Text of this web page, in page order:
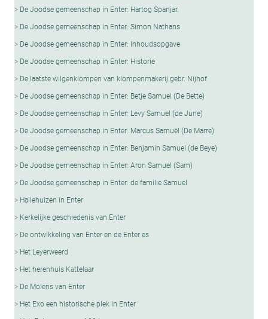
De Joodse gemeenschap in Enter: Hartog Spanjar.
De Joodse gemeenschap in Enter: Simon Nathans.
De Joodse gemeenschap in Enter: Inhoudsopgave
De Joodse gemeenschap in Enter: Historie
De laatste wilgenklompen van klompenmakerij gebr. Nijhof
De Joodse gemeenschap in Enter: Betje Samuel (De Bette)
De Joodse gemeenschap in Enter: Levy Samuel (de June)
De Joodse gemeenschap in Enter: Marcus Samuël (De Marre)
De Joodse gemeenschap in Enter: Benjamin Samuel (de Beye)
De Joodse gemeenschap in Enter: Aron Samuel (Sam)
De Joodse gemeenschap in Enter: de familie Samuel
Hallehuizen in Enter
Kerkelijke geschiedenis van Enter
De ontwikkeling van Enter en de Enter es
Het Leyerweerd
Het herenhuis Kattelaar
De Molens van Enter
Het Exo een historische plek in Enter